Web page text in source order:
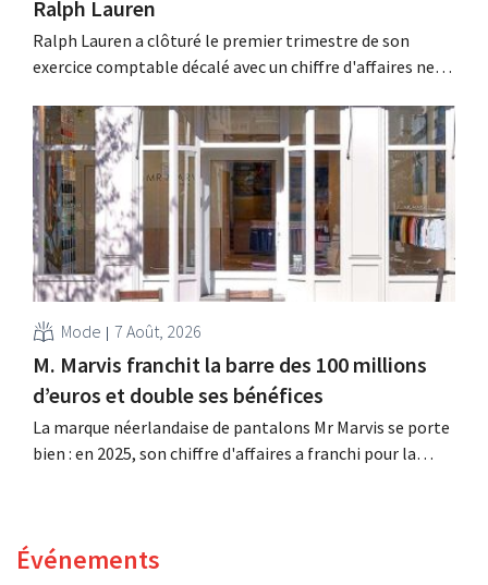
Ralph Lauren
Ralph Lauren a clôturé le premier trimestre de son
exercice comptable décalé avec un chiffre d'affaires net
soit une hausse de 14 % par rapport à l'année
précédente. Fort de ce démarrage supérieur aux
attentes, le groupe revoit également à la...
Mode 7 Août, 2026
M. Marvis franchit la barre des 100 millions
d’euros et double ses bénéfices
La marque néerlandaise de pantalons Mr Marvis se porte
bien : en 2025, son chiffre d'affaires a franchi pour la
Événements